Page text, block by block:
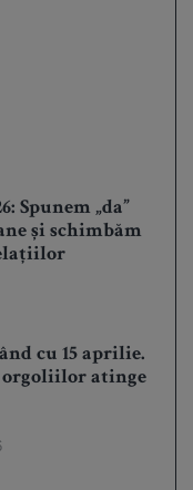
Spunem „da”
și schimbăm
cu 15 aprilie.
atinge